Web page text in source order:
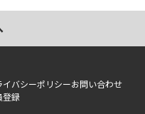
イバシーポリシーお問い合わせ
登録